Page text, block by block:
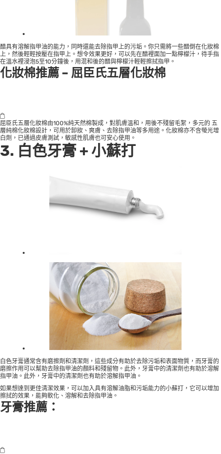
醋具有溶解指甲油的能力，同時還能去除指甲上的污垢。你只需將一些醋倒在化妝棉
上，然後輕輕按壓在指甲上。想令效果更好，可以先在醋裡面加一點檸檬汁，待手指
在溫水裡浸泡5至10分鐘後，用混和後的醋與檸檬汁輕輕擦拭指甲。
化妝棉推薦 – 屈臣氏五層化妝棉
屈臣氏五層化妝棉由100%純天然棉製成，對肌膚溫和，用後不殘留毛絮，多元的 五
層純棉化妝棉設計，可用於卸妝、爽膚、去除指甲油等多用途。化妝棉亦不含螢光增
白劑，已通過皮膚測試，敏感性肌膚也可安心使用。
3. 白色牙膏 + 小蘇打
白色牙膏通常含有磨擦劑和清潔劑，這些成分有助於去除污垢和表面物質，而牙膏的
磨擦作用可以幫助去除指甲油的顏料和殘留物。此外，牙膏中的清潔劑也有助於溶解
指甲油。此外，牙膏中的清潔劑也有助於溶解指甲油。
如果想達到更佳清潔效果，可以加入具有溶解油脂和污垢能力的小蘇打，它可以增加
擦拭的效果，能夠軟化、溶解和去除指甲油。
牙膏推薦：